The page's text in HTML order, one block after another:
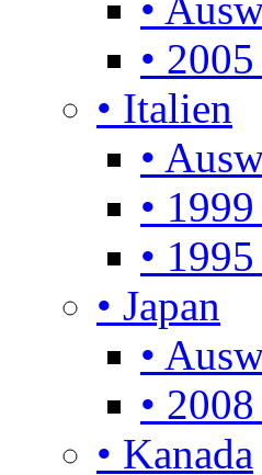
•
• Italien
•
•
•
• Japan
•
•
• Kanada